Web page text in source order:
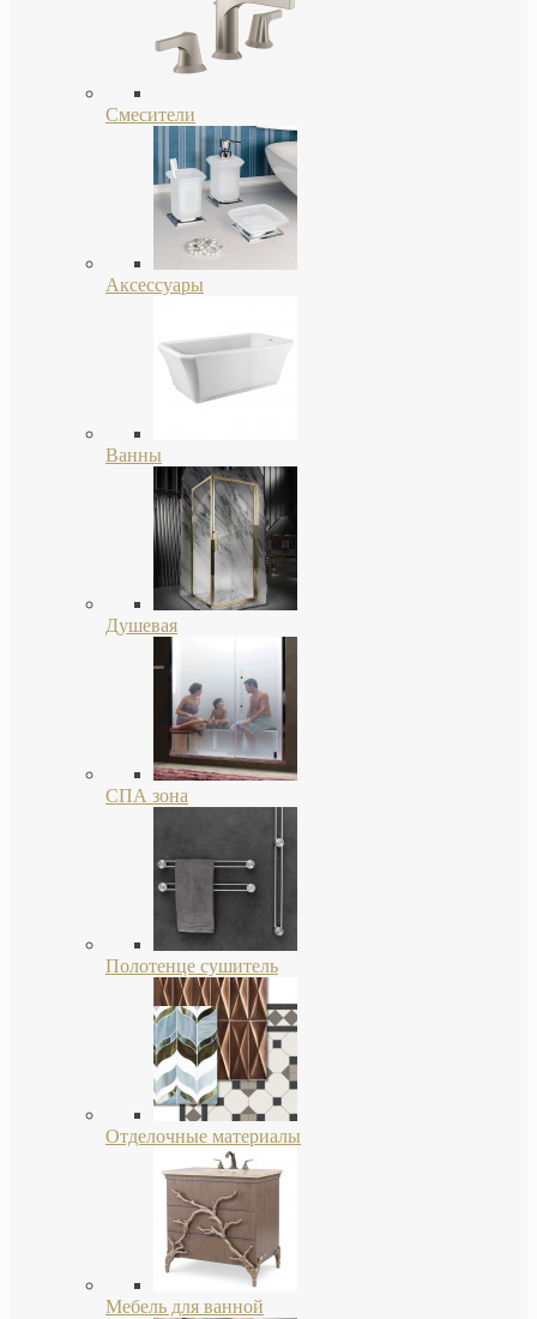
Смесители
Аксессуары
Ванны
Душевая
СПА зона
Полотенце сушитель
Отделочные материалы
Мебель для ванной